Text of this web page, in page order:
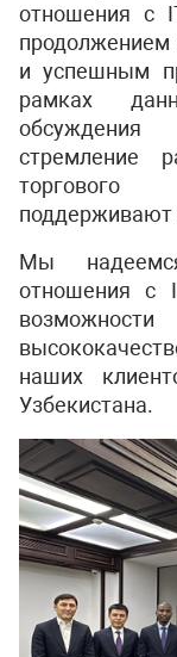
отношения с
продолжением
и успешным
рамках
стремление
торгового
поддерживают
Мы
отношения с
наших
Узбекистана.